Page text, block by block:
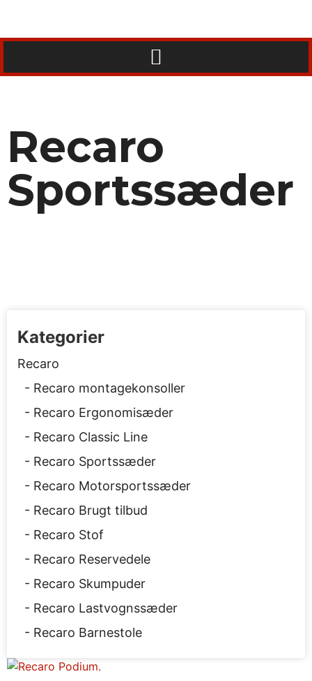
Recaro
Sportssæder
Kategorier
Recaro
Recaro montagekonsoller
Recaro Ergonomisæder
Recaro Classic Line
Recaro Sportssæder
Recaro Motorsportssæder
Recaro Brugt tilbud
Recaro Stof
Recaro Reservedele
Recaro Skumpuder
Recaro Lastvognssæder
Recaro Barnestole